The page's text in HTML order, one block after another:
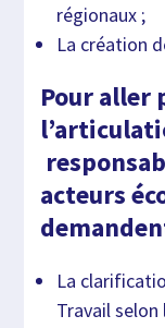
régionaux ;
La création
Pour aller
acteurs
La
Travail selon